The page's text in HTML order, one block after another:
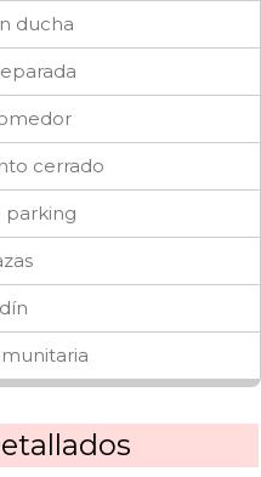
ducha
cerrado
parking